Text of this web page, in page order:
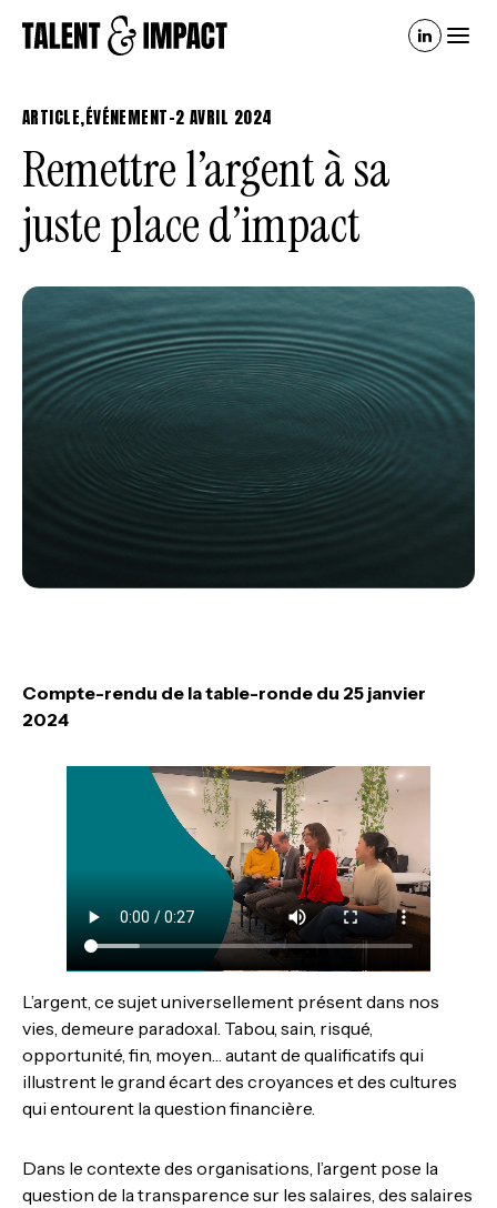
ARTICLE,ÉVÉNEMENT-2 AVRIL 2024
Remettre l’argent à sa
juste place d’impact
Compte-rendu de la table-ronde du 25 janvier
2024
L’argent, ce sujet universellement présent dans nos
vies, demeure paradoxal. Tabou, sain, risqué,
opportunité, fin, moyen… autant de qualificatifs qui
illustrent le grand écart des croyances et des cultures
qui entourent la question financière.
Dans le contexte des organisations, l’argent pose la
question de la transparence sur les salaires, des salaires